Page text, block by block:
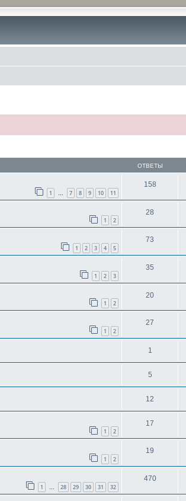
ОТВЕТЫ
1 … 7 8 9 10 11
158
1 2
28
1 2 3 4 5
73
1 2 3
35
1 2
20
1 2
27
1
5
12
1 2
17
1 2
19
1 … 28 29 30 31 32
470